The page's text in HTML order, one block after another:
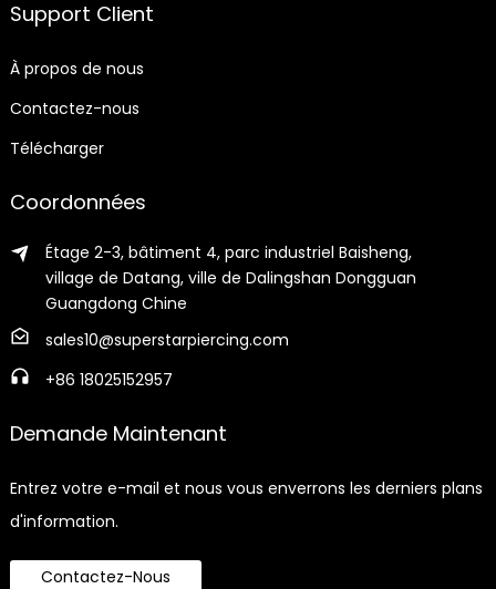
Support Client
À propos de nous
Contactez-nous
Télécharger
Coordonnées
Étage 2-3, bâtiment 4, parc industriel Baisheng,
village de Datang, ville de Dalingshan Dongguan
Guangdong Chine
sales10@superstarpiercing.com
+86 18025152957
Demande Maintenant
Entrez votre e-mail et nous vous enverrons les derniers plans
d'information.
Contactez-Nous